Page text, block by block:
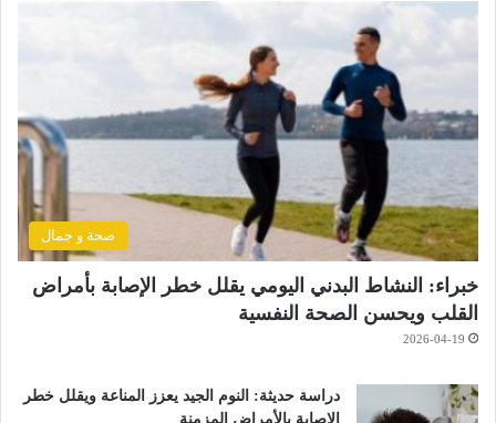
صحة و جمال
خبراء: النشاط البدني اليومي يقلل خطر الإصابة بأمراض
القلب ويحسن الصحة النفسية
2026-04-19
دراسة حديثة: النوم الجيد يعزز المناعة ويقلل خطر
الإصابة بالأمراض المزمنة